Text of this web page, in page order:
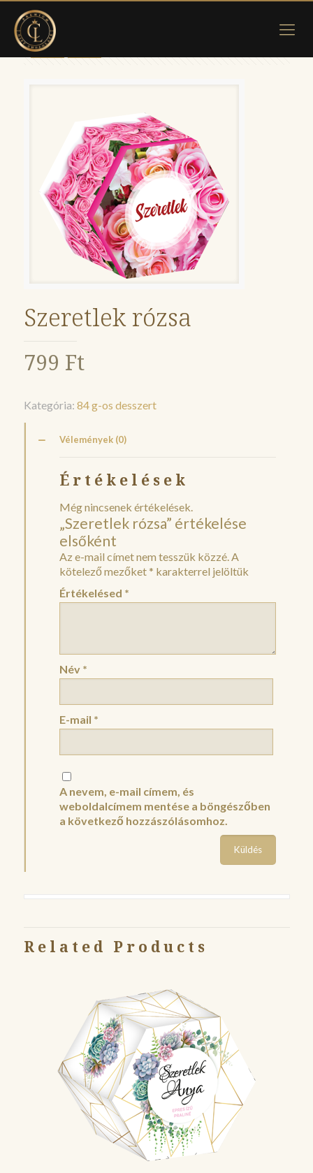
Szeretlek rózsa
799 Ft
Kategória: 84 g-os desszert
Vélemények (0)
Értékelések
Még nincsenek értékelések.
„Szeretlek rózsa” értékelése
elsőként
Az e-mail címet nem tesszük közzé.A
kötelező mezőket* karakterrel jelöltük
Értékelésed *
Név *
E-mail *
A nevem, e-mail címem, és
weboldalcímem mentése a böngészőben
a következő hozzászólásomhoz.
Related Products